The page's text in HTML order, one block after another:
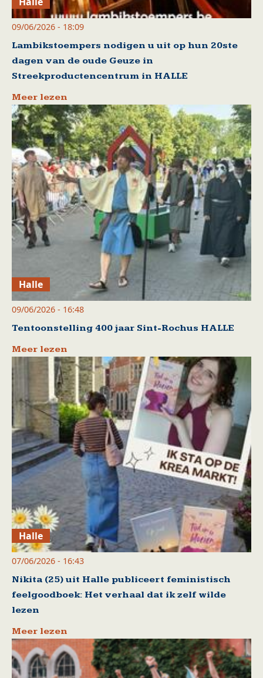
09/06/2026 - 18:09
Lambikstoempers nodigen u uit op hun 20ste
dagen van de oude Geuze in
Streekproductencentrum in HALLE
Meer lezen
Halle
09/06/2026 - 16:48
Tentoonstelling 400 jaar Sint-Rochus HALLE
Meer lezen
Halle
07/06/2026 - 16:43
Nikita (25) uit Halle publiceert feministisch
feelgoodboek: Het verhaal dat ik zelf wilde
lezen
Meer lezen